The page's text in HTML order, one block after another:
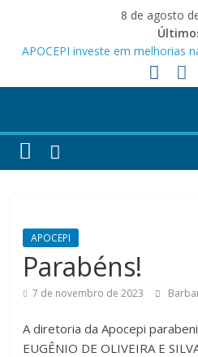
8 de agosto
APOCEPI investe em melhorias
Festa dos Pais e das Mães da
APOCEPI conquista a primeira
APOCEPI
Parabéns!
7 de novembro de 2023
A diretoria da Apocepi
EUGÊNIO DE OLIVEIRA E